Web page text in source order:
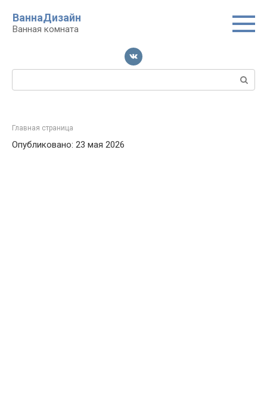
контенту
ВаннаДизайн
Ванная комната
Поиск:
Главная страница
Опубликовано: 23 мая 2026